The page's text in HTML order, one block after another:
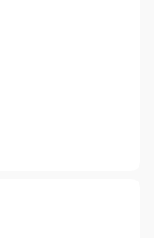
SOBRE PERSONAS